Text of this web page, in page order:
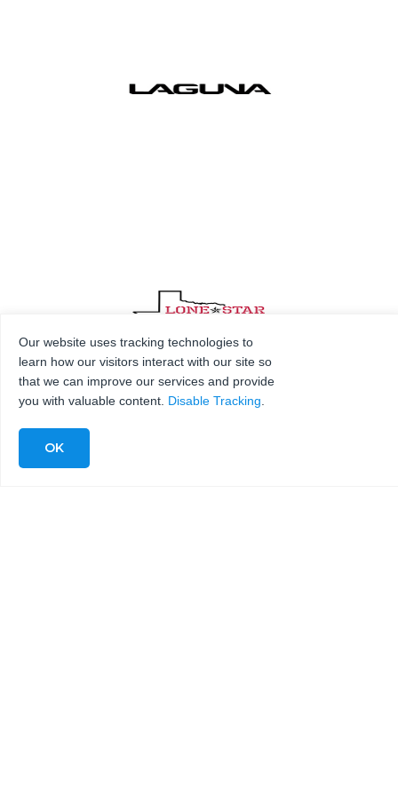
Our website uses tracking technologies to
learn how our visitors interact with our site so
that we can improve our services and provide
you with valuable content. Disable Tracking